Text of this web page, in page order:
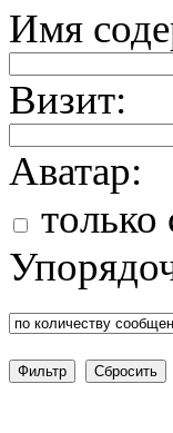
Имя
Визит:
Аватар:
только